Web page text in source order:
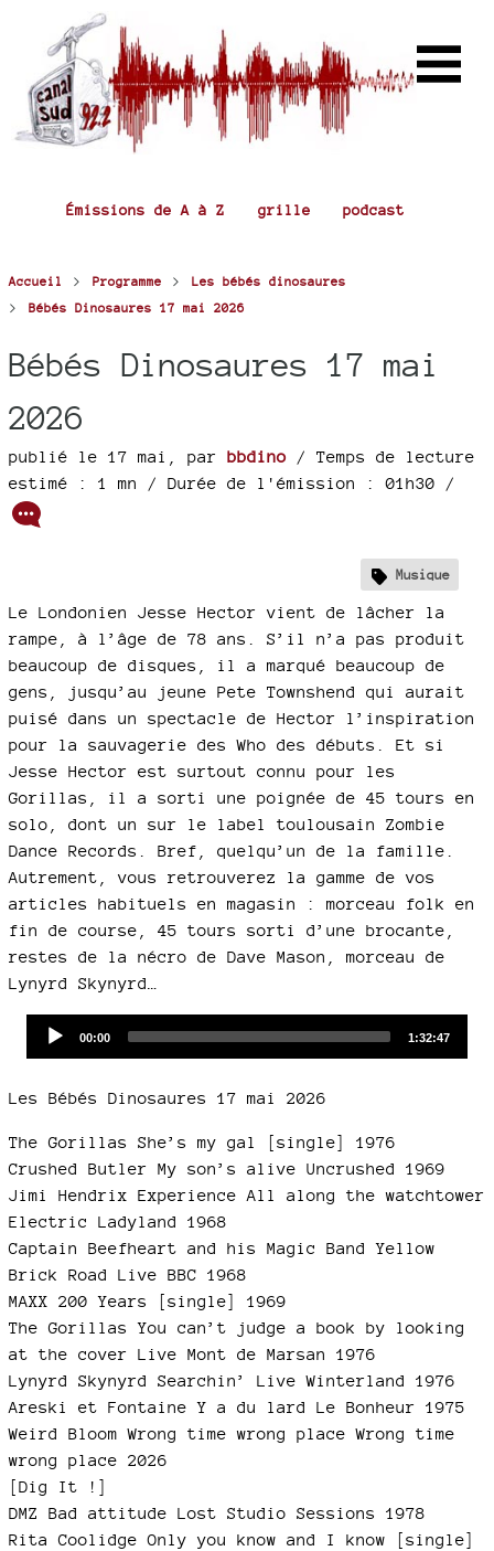
Émissions de A à Z grille podcast
Accueil > Programme > Les bébés dinosaures
> Bébés Dinosaures 17 mai 2026
Bébés Dinosaures 17 mai
2026
publié le 17 mai par bbdino / Temps de lecture
estimé : 1 mn / Durée de l'émission : 01h30 /
Musique
Le Londonien Jesse Hector vient de lâcher la
rampe, à l’âge de 78 ans. S’il n’a pas produit
beaucoup de disques, il a marqué beaucoup de
gens, jusqu’au jeune Pete Townshend qui aurait
puisé dans un spectacle de Hector l’inspiration
pour la sauvagerie des Who des débuts. Et si
Jesse Hector est surtout connu pour les
Gorillas, il a sorti une poignée de 45 tours en
solo, dont un sur le label toulousain Zombie
Dance Records. Bref, quelqu’un de la famille.
Autrement, vous retrouverez la gamme de vos
articles habituels en magasin : morceau folk en
fin de course, 45 tours sorti d’une brocante,
restes de la nécro de Dave Mason, morceau de
Lynyrd Skynyrd…
Current
00:00
Total
1:32:47
Les Bébés Dinosaures 17 mai 2026
The Gorillas She’s my gal [single] 1976
Crushed Butler My son’s alive Uncrushed 1969
Jimi Hendrix Experience All along the watchtower
Electric Ladyland 1968
Captain Beefheart and his Magic Band Yellow
Brick Road Live BBC 1968
MAXX 200 Years [single] 1969
The Gorillas You can’t judge a book by looking
at the cover Live Mont de Marsan 1976
Lynyrd Skynyrd Searchin’ Live Winterland 1976
Areski et Fontaine Y a du lard Le Bonheur 1975
Weird Bloom Wrong time wrong place Wrong time
wrong place 2026
[Dig It !]
DMZ Bad attitude Lost Studio Sessions 1978
Rita Coolidge Only you know and I know [single]